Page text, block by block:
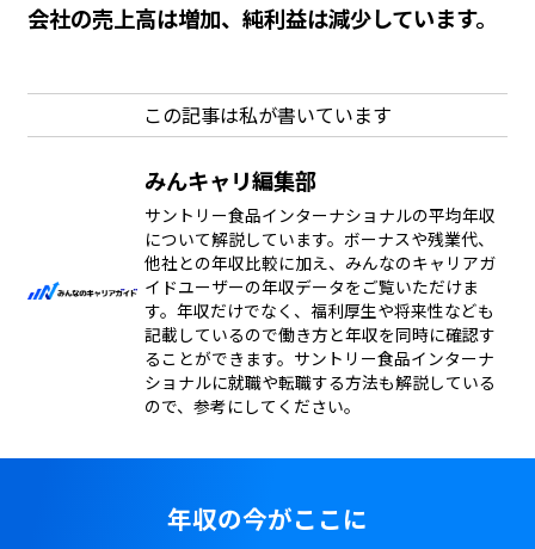
会社の売上高は増加、純利益は減少しています。
この記事は私が書いています
みんキャリ編集部
サントリー食品インターナショナルの平均年収
について解説しています。ボーナスや残業代、
他社との年収比較に加え、みんなのキャリアガ
イドユーザーの年収データをご覧いただけま
す。年収だけでなく、福利厚生や将来性なども
記載しているので働き方と年収を同時に確認す
ることができます。サントリー食品インターナ
ショナルに就職や転職する方法も解説している
ので、参考にしてください。
年収の今がここに